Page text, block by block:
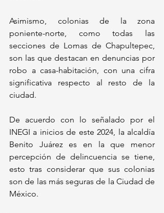
Asimismo, colonias de la zona
poniente-norte, como todas las
secciones de Lomas de Chapultepec,
son las que destacan en denuncias por
robo a casa-habitación, con una cifra
significativa respecto al resto de la
ciudad.
De acuerdo con lo señalado por el
INEGI a inicios de este 2024, la alcaldía
Benito Juárez es en la que menor
percepción de delincuencia se tiene,
esto tras considerar que sus colonias
son de las más seguras de la Ciudad de
México.